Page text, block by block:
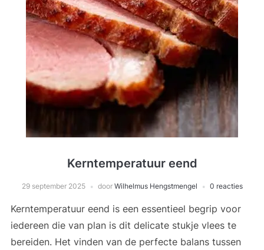
Kerntemperatuur eend
29 september 2025 door Wilhelmus Hengstmengel 0 reacties
Kerntemperatuur eend is een essentieel begrip voor
iedereen die van plan is dit delicate stukje vlees te
bereiden. Het vinden van de perfecte balans tussen